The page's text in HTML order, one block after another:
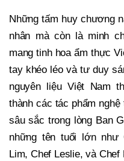
Những tấm huy chương
nhân mà còn là minh
mang tinh hoa ẩm thực
tay khéo léo và tư duy
nguyên liệu Việt Nam
thành các tác phẩm
sâu sắc trong lòng Ban
những tên tuổi lớn như
Lim, Chef Leslie, và Chef